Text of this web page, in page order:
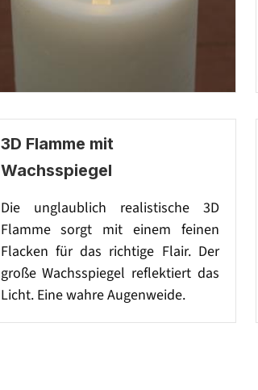
3D Flamme mit
Wachsspiegel
Die unglaublich realistische 3D
Flamme sorgt mit einem feinen
Flacken für das richtige Flair. Der
große Wachsspiegel reflektiert das
Licht. Eine wahre Augenweide.